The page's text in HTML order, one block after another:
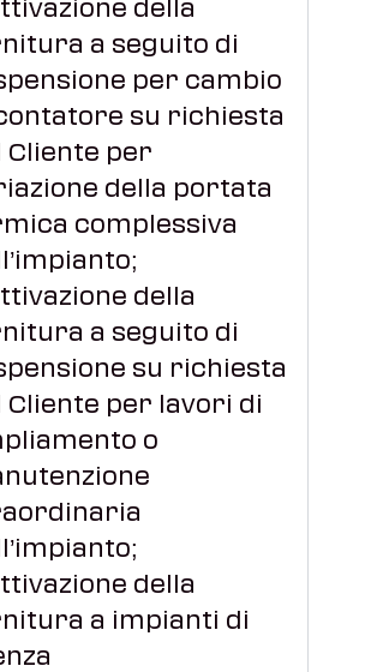
della
a seguito di
per cambio
su richiesta
Cliente per
della portata
complessiva
della
a seguito di
su richiesta
Cliente per lavori di
o
della
a impianti di